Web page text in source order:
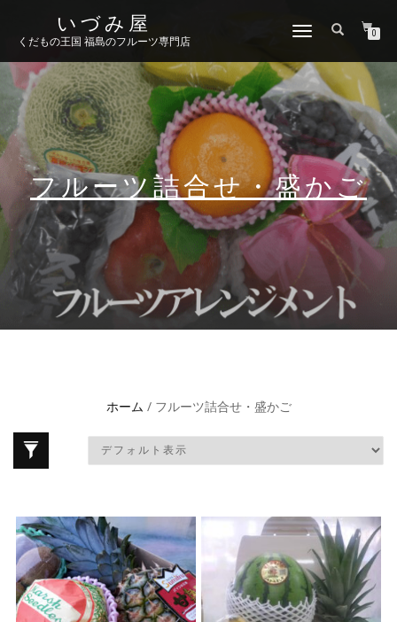
いづみ屋
くだもの王国 福島のフルーツ専門店
ナ
ゲ
シ
ョ
ン
切
り
替
え
0
フルーツ詰合せ・盛かご
ホーム / フルーツ詰合せ・盛かご